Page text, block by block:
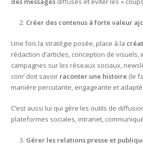
Créer des contenus à forte valeur
Une fois la stratégie posée, place à la
rédaction d’articles, conception de
campagnes sur les réseaux sociaux,
com’ doit savoir raconter une histoire (le
manière percutante, engageante et
C’est aussi lui qui gère les outils de
plateformes sociales, intranet,
Gérer les relations presse et